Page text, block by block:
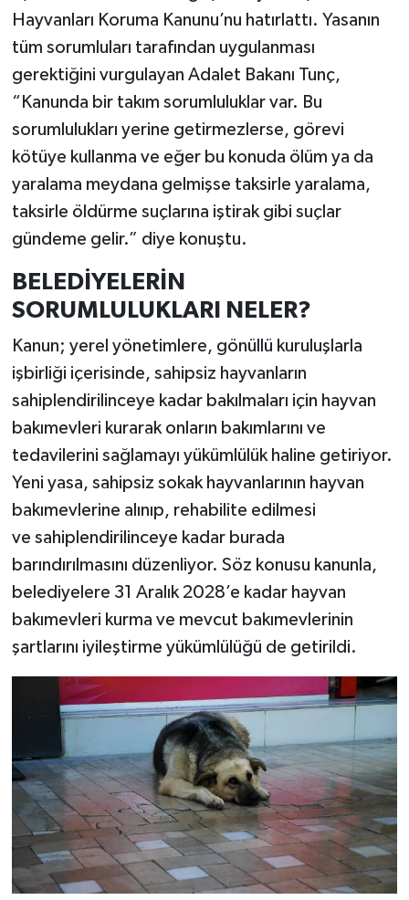
Hayvanları Koruma Kanunu’nu hatırlattı. Yasanın
tüm sorumluları tarafından uygulanması
gerektiğini vurgulayan Adalet Bakanı Tunç,
“Kanunda bir takım sorumluluklar var. Bu
sorumlulukları yerine getirmezlerse, görevi
kötüye kullanma ve eğer bu konuda ölüm ya da
yaralama meydana gelmişse taksirle yaralama,
taksirle öldürme suçlarına iştirak gibi suçlar
gündeme gelir.” diye konuştu.
BELEDİYELERİN
SORUMLULUKLARI NELER?
Kanun; yerel yönetimlere, gönüllü kuruluşlarla
işbirliği içerisinde, sahipsiz hayvanların
sahiplendirilinceye kadar bakılmaları için hayvan
bakımevleri kurarak onların bakımlarını ve
tedavilerini sağlamayı yükümlülük haline getiriyor.
Yeni yasa, sahipsiz sokak hayvanlarının hayvan
bakımevlerine alınıp, rehabilite edilmesi
ve sahiplendirilinceye kadar burada
barındırılmasını düzenliyor. Söz konusu kanunla,
belediyelere 31 Aralık 2028’e kadar hayvan
bakımevleri kurma ve mevcut bakımevlerinin
şartlarını iyileştirme yükümlülüğü de getirildi.